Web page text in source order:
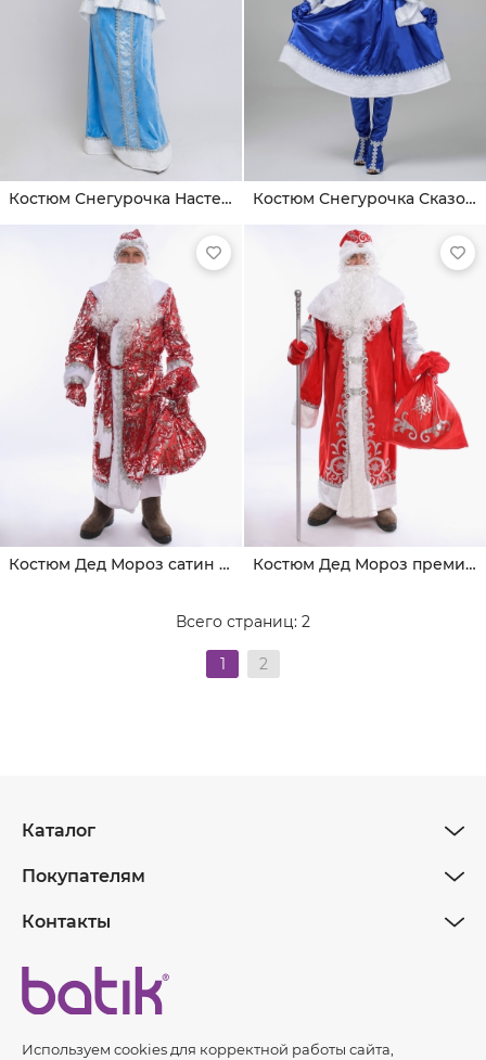
Костюм Снегурочка Настенька взрослая Костюм Снегурочка Сказочная взр.
Костюм Дед Мороз сатин взрослый Костюм Дед Мороз премиум взрослый
Всего страниц: 2
1 2
Используем cookies для корректной работы сайта,
Каталог
Покупателям
Контакты